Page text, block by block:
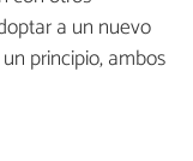
a un nuevo
principio, ambos